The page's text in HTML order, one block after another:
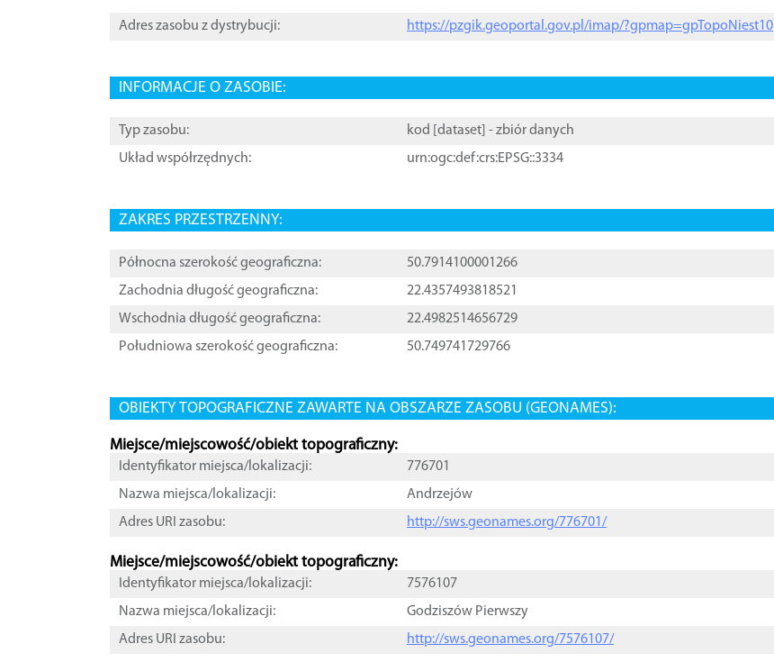
Adres zasobu z dystrybucji: https://pzgik.geoportal.gov.pl/imap/?gpmap=gpTopoNiest10
INFORMACJE O ZASOBIE:
Typ zasobu: kod [ dataset ] - zbiór danych
Układ współrzędnych:
urn:ogc:def:crs:EPSG::3334
ZAKRES PRZESTRZENNY:
Północna szerokość geograficzna:
50.7914100001266
Zachodnia długość geograficzna:
22.4357493818521
Wschodnia długość geograficzna:
22.4982514656729
Południowa szerokość geograficzna:
50.749741729766
OBIEKTY TOPOGRAFICZNE ZAWARTE NA OBSZARZE ZASOBU (GEONAMES):
Miejsce/miejscowość/obiekt topograficzny:
Identyfikator miejsca/lokalizacji:
776701
Nazwa miejsca/lokalizacji:
Andrzejów
Adres URI zasobu:
http://sws.geonames.org/776701/
Miejsce/miejscowość/obiekt topograficzny:
Identyfikator miejsca/lokalizacji:
7576107
Nazwa miejsca/lokalizacji:
Godziszów Pierwszy
Adres URI zasobu:
http://sws.geonames.org/7576107/